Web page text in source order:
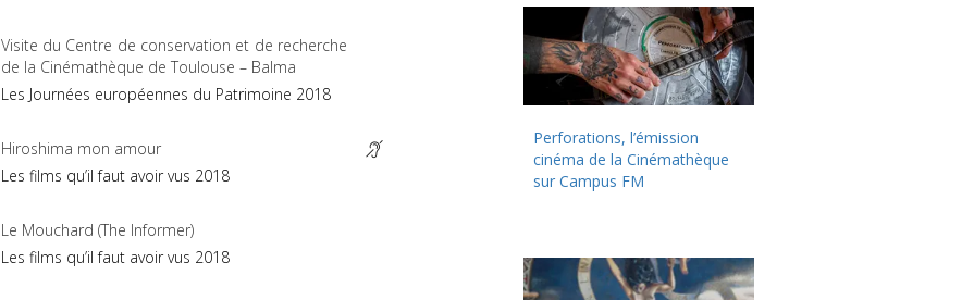
Visite du Centre de conservation et de recherche
de la Cinémathèque de Toulouse – Balma
Les Journées européennes du Patrimoine 2018
Hiroshima mon amour
Les films qu’il faut avoir vus 2018
Le Mouchard (The Informer)
Les films qu’il faut avoir vus 2018
Perforations, l’émission
cinéma de la Cinémathèque
sur Campus FM